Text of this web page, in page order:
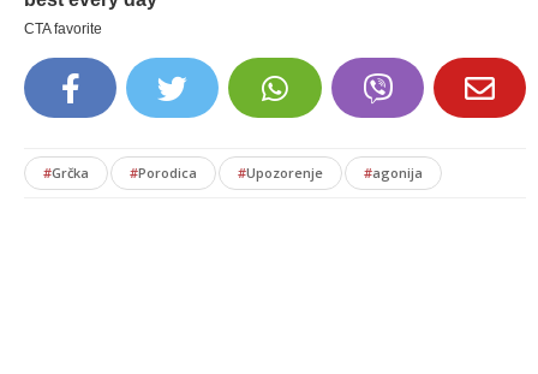
#Grčka #Porodica #Upozorenje #agonija